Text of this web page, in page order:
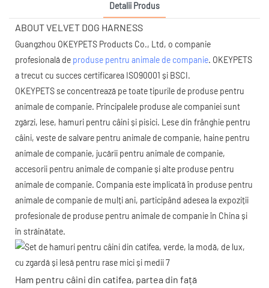
Detalii Produs
ABOUT VELVET DOG HARNESS
Guangzhou OKEYPETS Products Co., Ltd, o companie
profesională de produse pentru animale de companie. OKEYPETS
a trecut cu succes certificarea ISO90001 și BSCI.
OKEYPETS se concentrează pe toate tipurile de produse pentru
animale de companie. Principalele produse ale companiei sunt
zgărzi, lese, hamuri pentru câini și pisici. Lese din frânghie pentru
câini, veste de salvare pentru animale de companie, haine pentru
animale de companie, jucării pentru animale de companie,
accesorii pentru animale de companie și alte produse pentru
animale de companie. Compania este implicată în produse pentru
animale de companie de mulți ani, participând adesea la expoziții
profesionale de produse pentru animale de companie în China și
în străinătate.
Ham pentru câini din catifea, partea din față